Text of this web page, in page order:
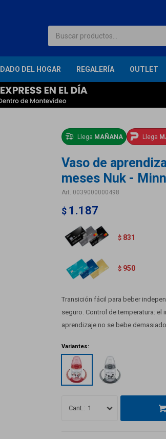
DEL HOGAR REGALERÍA OUTLET
Llega MAÑANA Llega
Vaso de
meses Nuk -
0039000000498
$ 1.187
$ 831
$ 950
Transición fácil para beber
seguro. Control de temperatura:
aprendizaje no se bebe
Variantes:
1